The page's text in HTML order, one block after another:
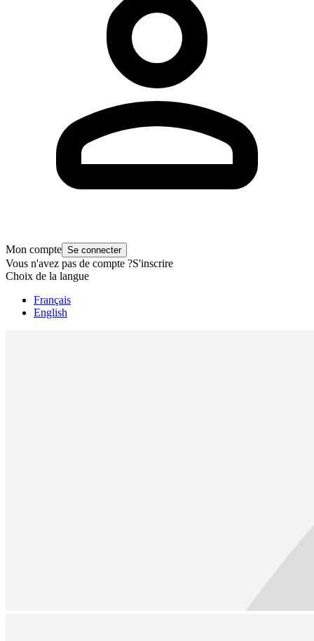
Mon compte Se connecter
Vous n'avez pas de compte ?S'inscrire
Choix de la langue
Français
English